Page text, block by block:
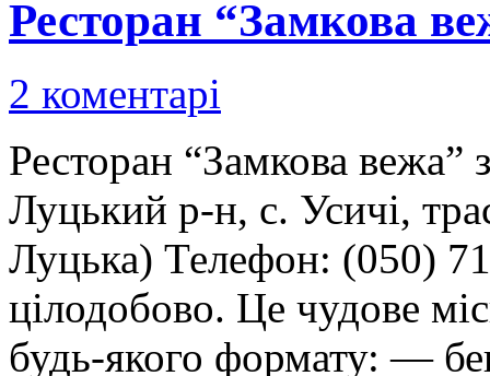
Ресторан “Замкова
2 коментарі
Ресторан “Замкова вежа”
Луцький р-н, с. Усичі,
Луцька) Телефон: (050)
цілодобово. Це чудове
будь-якого формату: —